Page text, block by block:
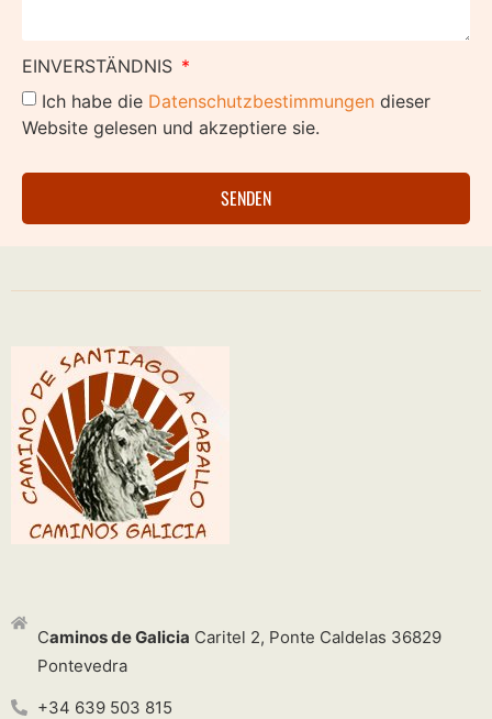
EINVERSTÄNDNIS
Ich habe die Datenschutzbestimmungen dieser
Website gelesen und akzeptiere sie.
SENDEN
Caminos de Galicia Caritel 2, Ponte Caldelas 36829
Pontevedra
+34 639 503 815